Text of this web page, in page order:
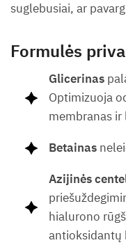
suglebusiai, ar
Formulės
Glicerinas
Optimizuoja
membranas
Betainas
Azijinės
hialurono
antioksidantų